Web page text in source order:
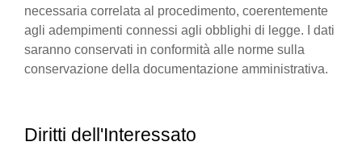
necessaria correlata al procedimento, coerentemente
agli adempimenti connessi agli obblighi di legge. I dati
saranno conservati in conformità alle norme sulla
conservazione della documentazione amministrativa.
Diritti dell'Interessato